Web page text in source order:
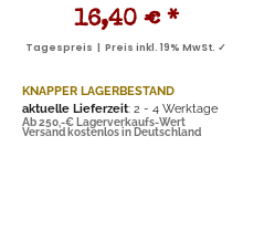
16,40 € *
Tagespreis | Preis inkl. 19% MwSt. ✓
KNAPPER LAGERBESTAND
aktuelle Lieferzeit: 2 - 4 Werktage
Ab 250,-€ Lagerverkaufs-Wert
Versand kostenlos in Deutschland